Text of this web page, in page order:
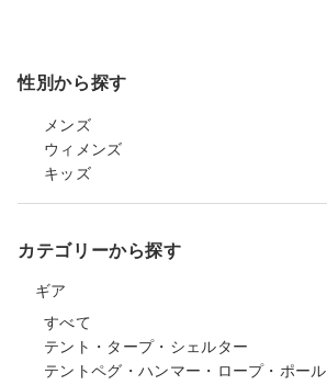
性別から探す
メンズ
ウィメンズ
キッズ
カテゴリーから探す
ギア
すべて
テント・タープ・シェルター
テントペグ・ハンマー・ロープ・ポール